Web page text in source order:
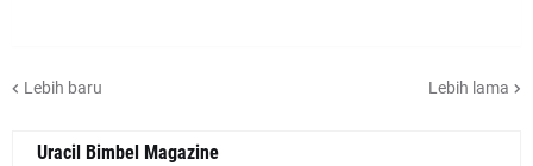
Lebih baru Lebih lama
Uracil Bimbel Magazine